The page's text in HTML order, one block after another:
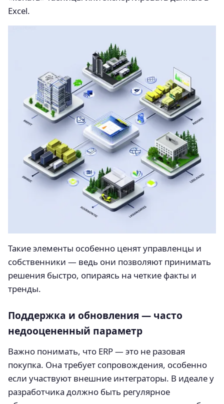
Excel.
Такие элементы особенно ценят управленцы и
собственники — ведь они позволяют принимать
решения быстро, опираясь на четкие факты и
тренды.
Поддержка и обновления — часто
недооцененный параметр
Важно понимать, что ERP — это не разовая
покупка. Она требует сопровождения, особенно
если участвуют внешние интеграторы. В идеале у
разработчика должно быть регулярное